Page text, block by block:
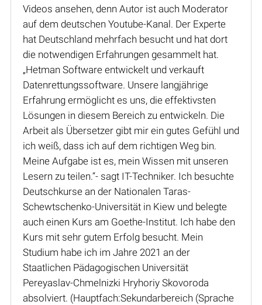
Videos ansehen, denn Autor ist auch Moderator
auf dem deutschen Youtube-Kanal. Der Experte
hat Deutschland mehrfach besucht und hat dort
die notwendigen Erfahrungen gesammelt hat.
„Hetman Software entwickelt und verkauft
Datenrettungssoftware. Unsere langjährige
Erfahrung ermöglicht es uns, die effektivsten
Lösungen in diesem Bereich zu entwickeln. Die
Arbeit als Übersetzer gibt mir ein gutes Gefühl und
ich weiß, dass ich auf dem richtigen Weg bin.
Meine Aufgabe ist es, mein Wissen mit unseren
Lesern zu teilen.“- sagt IT-Techniker. Ich besuchte
Deutschkurse an der Nationalen Taras-
Schewtschenko-Universität in Kiew und belegte
auch einen Kurs am Goethe-Institut. Ich habe den
Kurs mit sehr gutem Erfolg besucht. Mein
Studium habe ich im Jahre 2021 an der
Staatlichen Pädagogischen Universität
Pereyaslav-Chmelnizki Hryhoriy Skovoroda
absolviert. (Hauptfach:Sekundarbereich (Sprache